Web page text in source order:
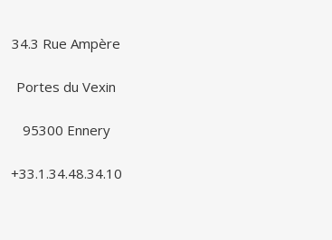
34.3 Rue Ampère
Portes du Vexin
95300 Ennery
+33.1.34.48.34.10